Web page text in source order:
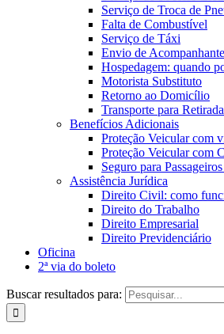
Serviço de Troca de
Falta de Combustível
Serviço de Táxi
Envio de Acompanhante
Hospedagem: quando
Motorista Substituto
Retorno ao Domicílio
Transporte para
Benefícios Adicionais
Proteção Veicular com
Proteção Veicular com
Seguro para
Assistência Jurídica
Direito Civil: como
Direito do Trabalho
Direito Empresarial
Direito Previdenciário
Oficina
2ª via do boleto
Buscar resultados para: